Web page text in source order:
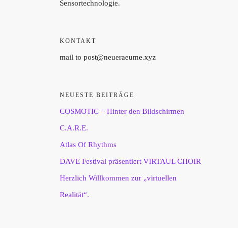
Sensortechnologie.
KONTAKT
mail to post@neueraeume.xyz
NEUESTE BEITRÄGE
COSMOTIC – Hinter den Bildschirmen
C.A.R.E.
Atlas Of Rhythms
DAVE Festival präsentiert VIRTAUL CHOIR
Herzlich Willkommen zur „virtuellen
Realität“.